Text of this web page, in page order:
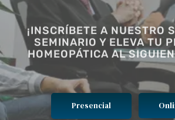
¡INSCRÍBETE A NUESTRO
SEMINARIO Y ELEVA TU
HOMEOPÁTICA AL
Presencial